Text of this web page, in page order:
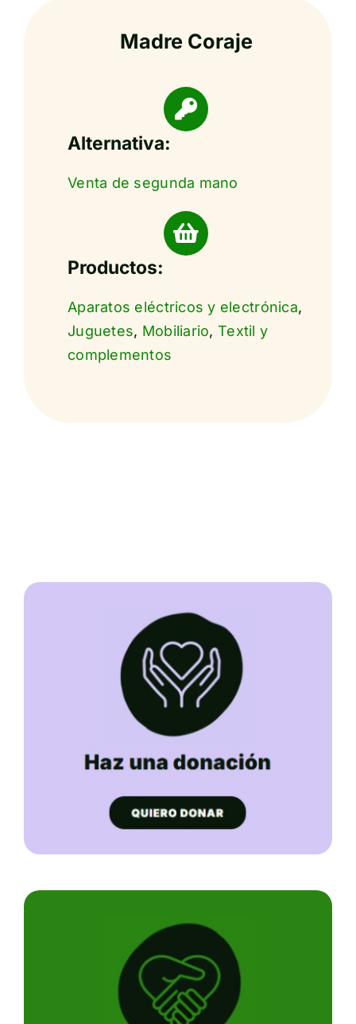
Madre Coraje
Alternativa:
Venta de segunda mano
Productos:
Aparatos eléctricos y electrónica,
Juguetes, Mobiliario, Textil y
complementos